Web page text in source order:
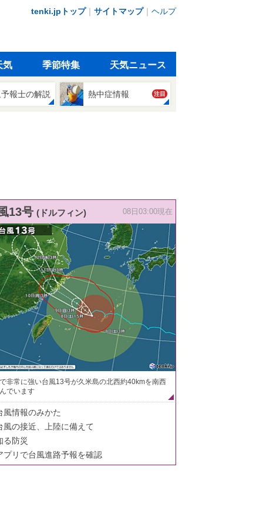
tenki.jpトップ｜ サイトマップ｜ ヘルプ
気 季節特集 天気ニュース
報士の解説 熱中症情報 注目
13号 (ドルフィン) 08日03:00現在
非常に強い台風13号が久米島の北西約40kmを南西
でいます
風情報のみかた
風の接近、上陸に備えて
る防災
プリで台風進路予報を確認